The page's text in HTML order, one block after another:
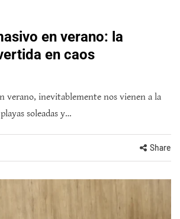
en verano: la
en caos
verano, inevitablemente nos vienen a la
soleadas y…
Share